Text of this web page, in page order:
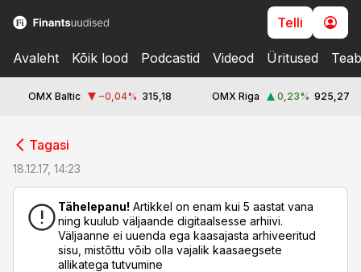
Telli
Avaleht Kõik lood Podcastid Videod Üritused
OMX Baltic −0,04% 315,18 OMX Riga 0,23% 925,27
Tagasi
18.12.17, 14:23
Tähelepanu! Artikkel on enam kui 5 aastat vana
ning kuulub väljaande digitaalsesse arhiivi.
Väljaanne ei uuenda ega kaasajasta arhiveeritud
sisu, mistõttu võib olla vajalik kaasaegsete
allikatega tutvumine